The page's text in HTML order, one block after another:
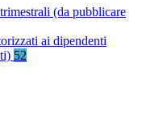
(da pubblicare
ai dipendenti
52